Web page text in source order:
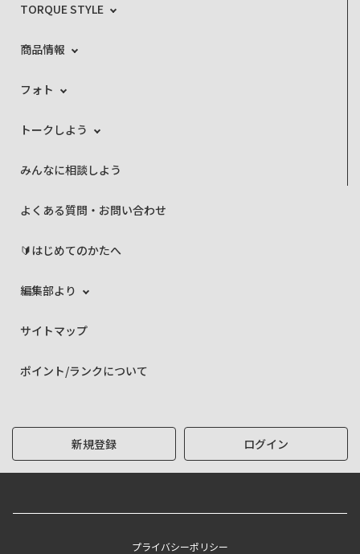
TORQUE STYLE
商品情報
フォト
トークしよう
みんなに相談しよう
よくある質問・お問い合わせ
🔰はじめてのかたへ
編集部より
サイトマップ
ポイント/ランクについて
新規登録 ログイン
プライバシーポリシー